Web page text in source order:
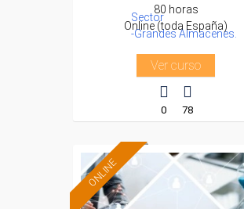
Sector
-Grandes Almacenes.
80 horas
Online (toda España)
Ver curso
0 78
ONLINE